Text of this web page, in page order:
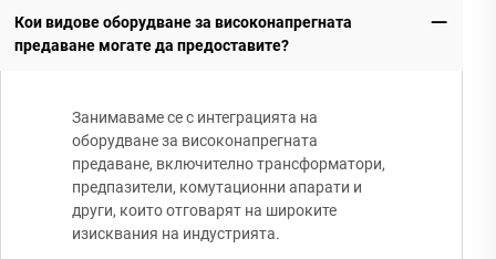
Кои видове оборудване за високонапрегната
предаване могате да предоставите?
Занимаваме се с интеграцията на
оборудване за високонапрегната
предаване, включително трансформатори,
предпазители, комутационни апарати и
други, които отговарят на широките
изисквания на индустрията.